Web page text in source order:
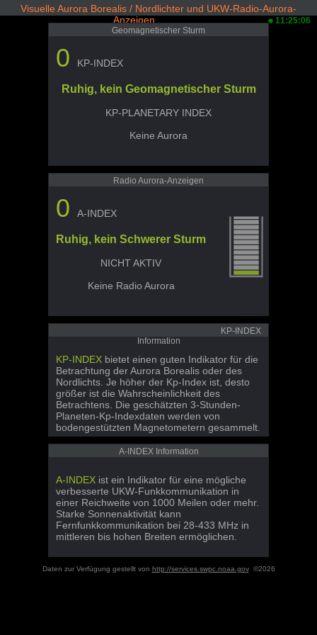
Visuelle Aurora Borealis / Nordlichter und UKW-Radio-Aurora-
Anzeigen
11:25:06
Geomagnetischer Sturm
0 KP-INDEX
Ruhig, kein Geomagnetischer Sturm
KP-PLANETARY INDEX
Keine Aurora
Radio Aurora-Anzeigen
0 A-INDEX
Ruhig, kein Schwerer Sturm
NICHT AKTIV
Keine Radio Aurora
KP-INDEX
Information
KP-INDEX bietet einen guten Indikator für die
Betrachtung der Aurora Borealis oder des
Nordlichts. Je höher der Kp-Index ist, desto
größer ist die Wahrscheinlichkeit des
Betrachtens. Die geschätzten 3-Stunden-
Planeten-Kp-Indexdaten werden von
bodengestützten Magnetometern gesammelt.
A-INDEX Information
A-INDEX ist ein Indikator für eine mögliche
verbesserte UKW-Funkkommunikation in
einer Reichweite von 1000 Meilen oder mehr.
Starke Sonnenaktivität kann
Fernfunkkommunikation bei 28-433 MHz in
mittleren bis hohen Breiten ermöglichen.
Daten zur Verfügung gestellt von http://services.swpc.noaa.gov©2026